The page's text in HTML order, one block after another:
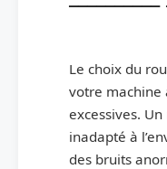
Le choix du
votre machine
excessives.
inadapté à
des bruits